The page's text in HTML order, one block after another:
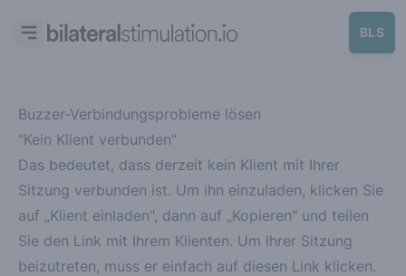
BLS
Buzzer-Verbindungsprobleme lösen
"Kein Klient verbunden"
Das bedeutet, dass derzeit kein Klient mit Ihrer
Sitzung verbunden ist. Um ihn einzuladen, klicken Sie
auf „Klient einladen", dann auf „Kopieren" und teilen
Sie den Link mit Ihrem Klienten. Um Ihrer Sitzung
beizutreten, muss er einfach auf diesen Link klicken.